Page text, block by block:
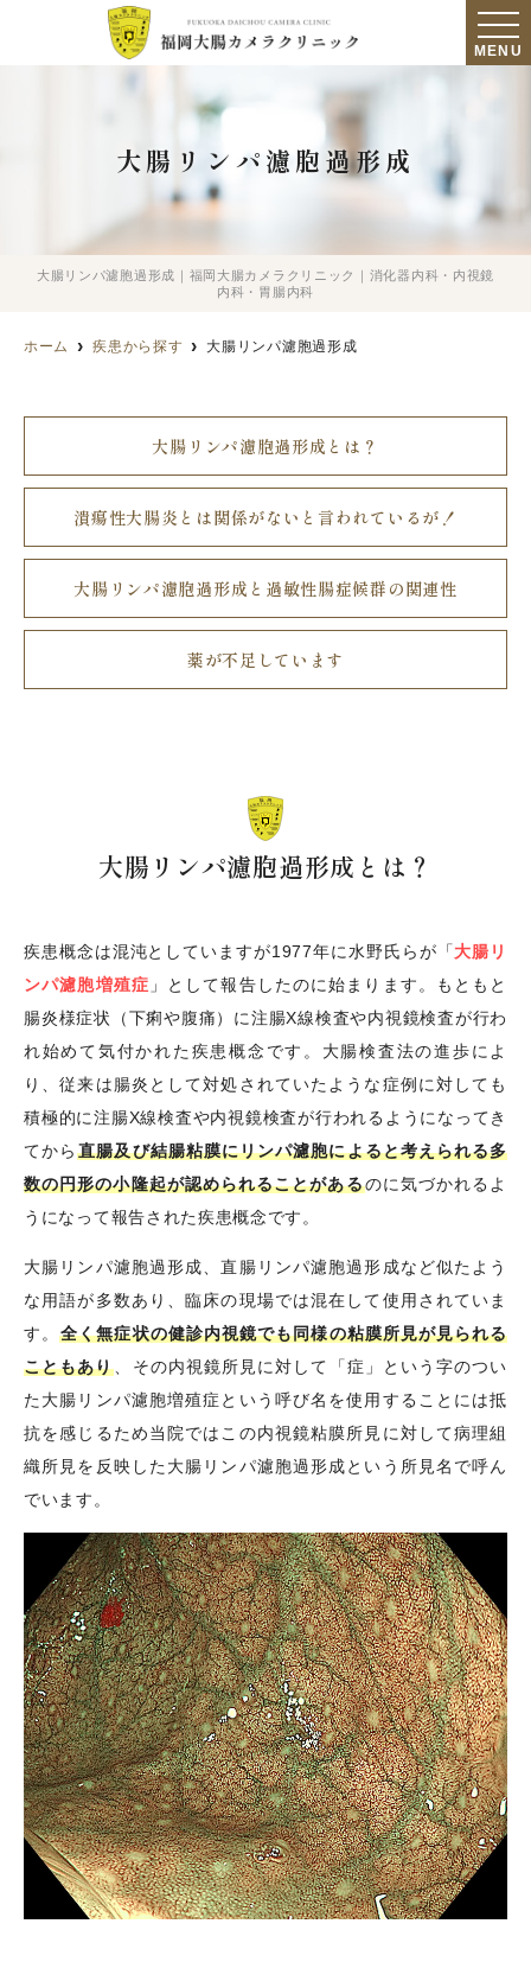
MENU
大腸リンパ濾胞過形成
大腸リンパ濾胞過形成｜福岡大腸カメラクリニック｜消化器内科・内視鏡
内科・胃腸内科
ホーム 疾患から探す 大腸リンパ濾胞過形成
大腸リンパ濾胞過形成とは？
潰瘍性大腸炎とは関係がないと言われているが！
大腸リンパ濾胞過形成と過敏性腸症候群の関連性
薬が不足しています
大腸リンパ濾胞過形成とは？
疾患概念は混沌としていますが1977年に水野氏らが「大腸リ
ンパ濾胞増殖症 」として報告したのに始まります。もともと
腸炎様症状（下痢や腹痛）に注腸X線検査や内視鏡検査が行わ
れ始めて気付かれた疾患概念です。大腸検査法の進歩によ
り、従来は腸炎として対処されていたような症例に対しても
積極的に注腸X線検査や内視鏡検査が行われるようになってき
てから直腸及び結腸粘膜にリンパ濾胞によると考えられる多
数の円形の小隆起が認められることがあるのに気づかれるよ
うになって報告された疾患概念です。
大腸リンパ濾胞過形成、直腸リンパ濾胞過形成など似たよう
な用語が多数あり、臨床の現場では混在して使用されていま
す。全く無症状の健診内視鏡でも同様の粘膜所見が見られる
こともあり 、その内視鏡所見に対して「症」という字のつい
た大腸リンパ濾胞増殖症という呼び名を使用することには抵
抗を感じるため当院ではこの内視鏡粘膜所見に対して病理組
織所見を反映した大腸リンパ濾胞過形成という所見名で呼ん
でいます。